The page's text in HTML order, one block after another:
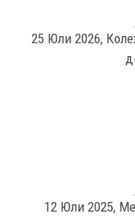
25 Юли 2026,
12 Юли 2025,